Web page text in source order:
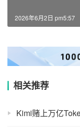
2026年6月2日 pm5:57
相关推荐